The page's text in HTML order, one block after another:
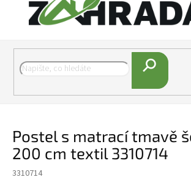
Hledat
Postel s matrací tmavě
200 cm textil 3310714
3310714